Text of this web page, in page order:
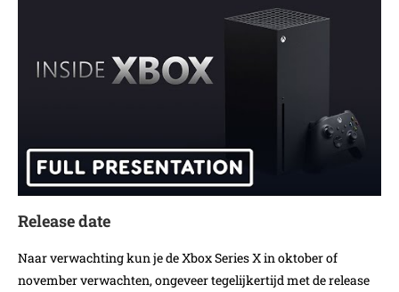
Release date
Naar verwachting kun je de Xbox Series X in oktober of
november verwachten, ongeveer tegelijkertijd met de release